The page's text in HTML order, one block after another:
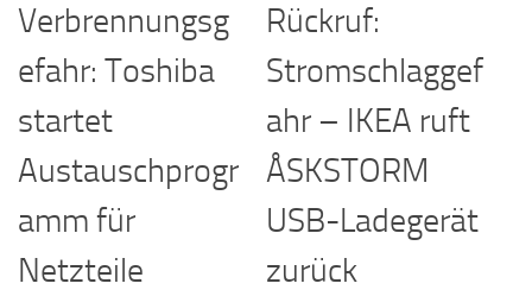
Verbrennungsg
efahr: Toshiba
startet
Austauschprogr
amm für
Netzteile
Rückruf:
Stromschlaggef
ahr – IKEA ruft
ÅSKSTORM
USB-Ladegerät
zurück